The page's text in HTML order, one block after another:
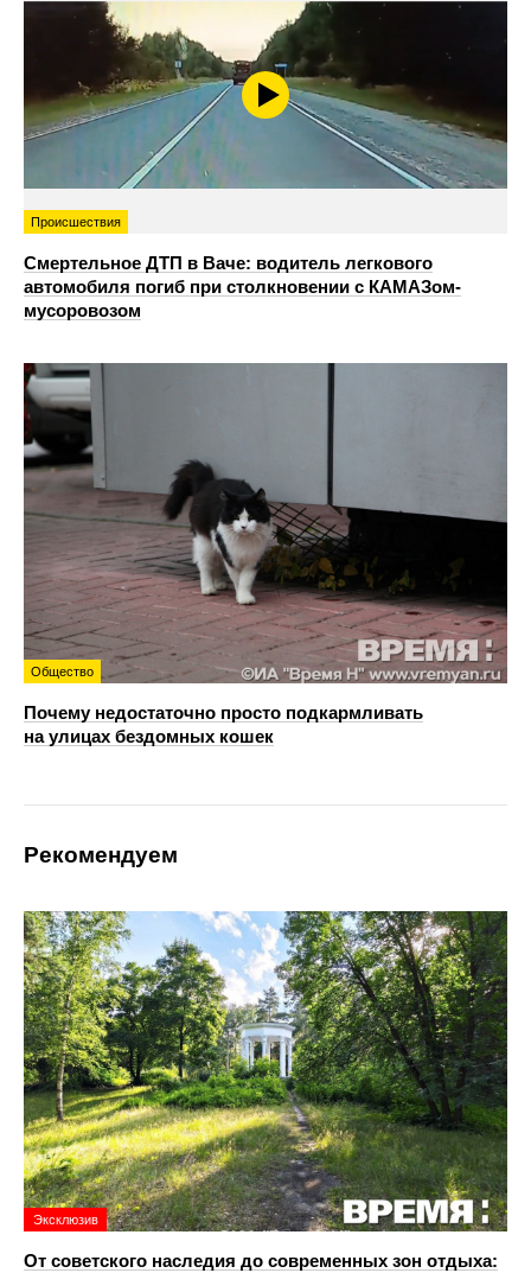
Происшествия
Смертельное ДТП в Ваче: водитель легкового
автомобиля погиб при столкновении с КАМАЗом-
мусоровозом
Общество
Почему недостаточно просто подкармливать
на улицах бездомных кошек
Рекомендуем
Эксклюзив
От советского наследия до современных зон отдыха: